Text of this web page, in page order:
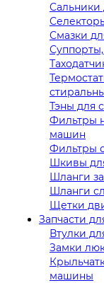
Сальники
Смазки
Тэны для
Фильтры
машин
Фильтры
Шкивы
Шланги
Шланги
Щетки
Запчасти
Втулки
Замки
машины